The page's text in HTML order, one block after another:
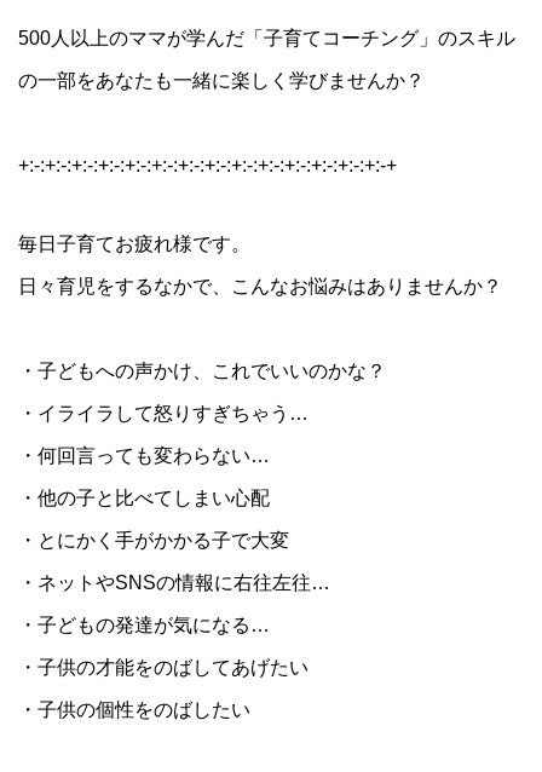
500人以上のママが学んだ「子育てコーチング」のスキル
の一部をあなたも一緒に楽しく学びませんか？
+:-:+:-:+:-:+:-:+:-:+:-:+:-:+:-:+:-:+:-:+:-:+:-:+:-:+:-+
毎日子育てお疲れ様です。
日々育児をするなかで、こんなお悩みはありませんか？
・子どもへの声かけ、これでいいのかな？
・イライラして怒りすぎちゃう…
・何回言っても変わらない…
・他の子と比べてしまい心配
・とにかく手がかかる子で大変
・ネットやSNSの情報に右往左往…
・子どもの発達が気になる…
・子供の才能をのばしてあげたい
・子供の個性をのばしたい